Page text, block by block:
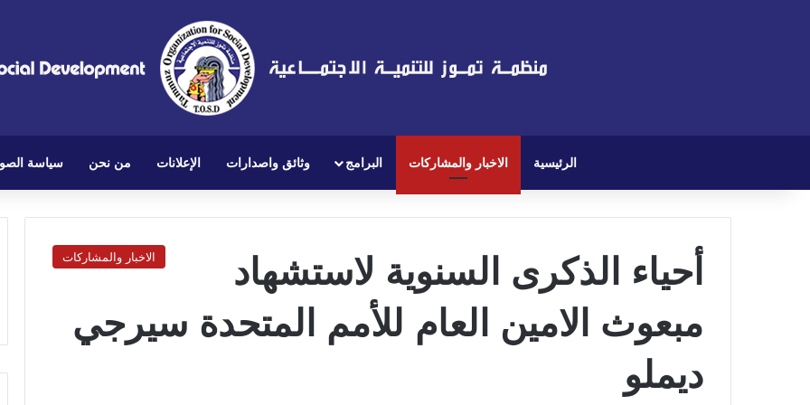
الرئيسية الاخبار والمشاركات البرامج وثائق واصدارات الإعلانات من نحن سياسة
الاخبار والمشاركات
أحياء الذكرى السنوية لاستشهاد
مبعوث الامين العام للأمم المتحدة سيرجي
ديملو